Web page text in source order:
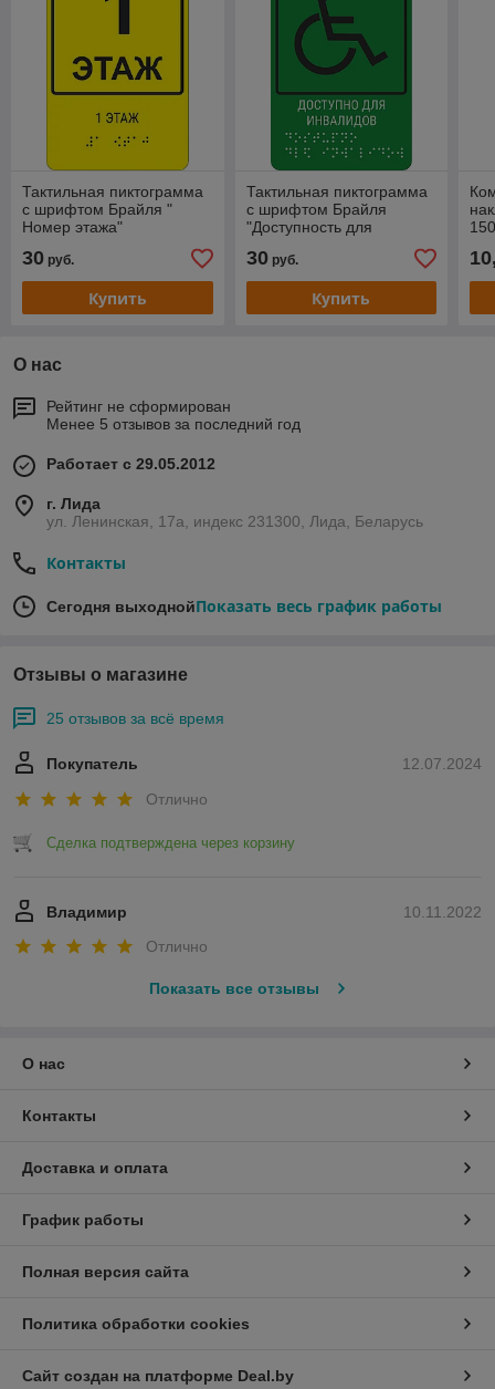
Тактильная пиктограмма
с шрифтом Брайля "
Номер этажа"
30 руб.
Купить
Тактильная пиктограмма
с шрифтом Брайля
"Доступность для
категорий"
30руб.
Купить
О нас
Рейтинг не сформирован
Менее 5 отзывов за последний год
Работает с 29.05.2012
г. Лида
ул. Ленинская, 17а, индекс 231300, Лида, Беларусь
Контакты
Сегодня выходнойПоказать весь график работы
Отзывы о магазине
25 отзывов за всё время
12.07.2024
Покупатель
Отлично
Сделка подтверждена через корзину
10.11.2022
Владимир
Отлично
Показать все отзывы
О нас
Контакты
Доставка и оплата
График работы
Полная версия сайта
Политика обработки cookies
Сайт создан на платформе Deal.by